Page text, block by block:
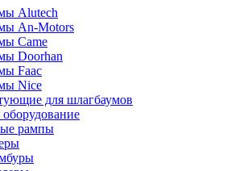
Alutech
An-Motors
Came
Doorhan
Faac
Nice
для шлагбаумов
рампы